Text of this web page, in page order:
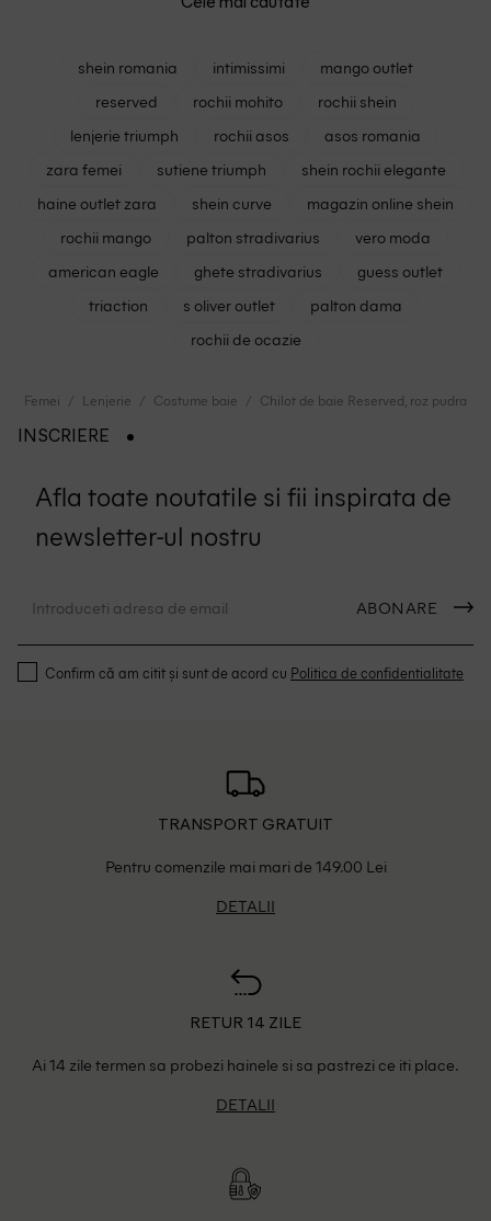
shein romania intimissimi
mango outlet
reserved
rochii mohito
rochii shein
lenjerie triumph
rochii asos
asos romania
zara femei
sutiene triumph
shein rochii elegante
haine outlet zara
shein curve
magazin online shein
rochii mango
palton stradivarius
vero moda
american eagle
ghete stradivarius
guess outlet
triaction
s oliver outlet
palton dama
rochii de ocazie
Femei Lenjerie Costume baie Chilot de baie Reserved, roz pudra
INSCRIERE
Afla toate noutatile si fii inspirata de
newsletter-ul nostru
ABONARE
Confirm că am citit și sunt de acord cu Politica de confidentialitate
TRANSPORT GRATUIT
Pentru comenzile mai mari de 149.00 Lei
DETALII
RETUR 14 ZILE
Ai 14 zile termen sa probezi hainele si sa pastrezi ce iti place.
DETALII